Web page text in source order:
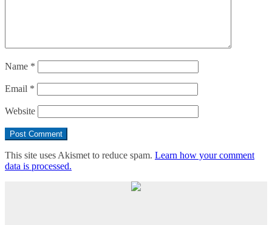
Name *
Email *
Website
This site uses Akismet to reduce spam. Learn how your comment
data is processed.